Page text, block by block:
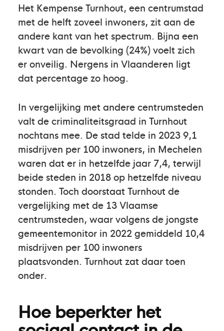
Het Kempense Turnhout, een centrumstad
met de helft zoveel inwoners, zit aan de
andere kant van het spectrum. Bijna een
kwart van de bevolking (24%) voelt zich
er onveilig. Nergens in Vlaanderen ligt
dat percentage zo hoog.
In vergelijking met andere centrumsteden
valt de criminaliteitsgraad in Turnhout
nochtans mee. De stad telde in 2023 9,1
misdrijven per 100 inwoners, in Mechelen
waren dat er in hetzelfde jaar 7,4, terwijl
beide steden in 2018 op hetzelfde niveau
stonden. Toch doorstaat Turnhout de
vergelijking met de 13 Vlaamse
centrumsteden, waar volgens de jongste
gemeentemonitor in 2022 gemiddeld 10,4
misdrijven per 100 inwoners
plaatsvonden. Turnhout zat daar toen
onder.
Hoe beperkter het